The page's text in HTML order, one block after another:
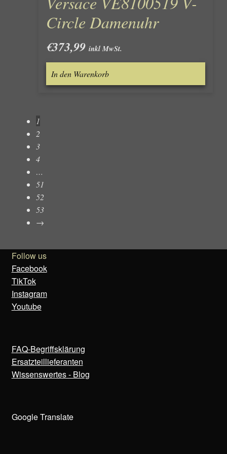
Circle Damenuhr
€373,99 inkl MwSt.
In den Warenkorb
1
2
3
4
…
51
52
53
→
Follow us
Facebook
TikTok
Instagram
Youtube
FAQ-Begriffsklärung
Ersatzteillieferanten
Wissenswertes - Blog
Google Translate